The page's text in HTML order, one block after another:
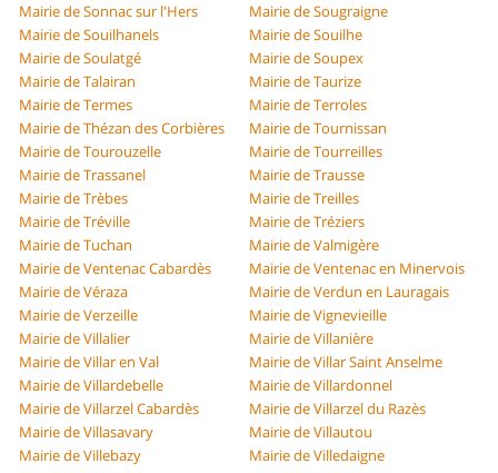
Mairie de Sonnac sur l'Hers
Mairie de Sougraigne
Mairie de Souilhanels
Mairie de Souilhe
Mairie de Soulatgé
Mairie de Soupex
Mairie de Talairan
Mairie de Taurize
Mairie de Termes
Mairie de Terroles
Mairie de Thézan des Corbières
Mairie de Tournissan
Mairie de Tourouzelle
Mairie de Tourreilles
Mairie de Trassanel
Mairie de Trausse
Mairie de Trèbes
Mairie de Treilles
Mairie de Tréville
Mairie de Tréziers
Mairie de Tuchan
Mairie de Valmigère
Mairie de Ventenac Cabardès
Mairie de Ventenac en Minervois
Mairie de Véraza
Mairie de Verdun en Lauragais
Mairie de Verzeille
Mairie de Vignevieille
Mairie de Villalier
Mairie de Villanière
Mairie de Villar en Val
Mairie de Villar Saint Anselme
Mairie de Villardebelle
Mairie de Villardonnel
Mairie de Villarzel Cabardès
Mairie de Villarzel du Razès
Mairie de Villasavary
Mairie de Villautou
Mairie de Villebazy
Mairie de Villedaigne